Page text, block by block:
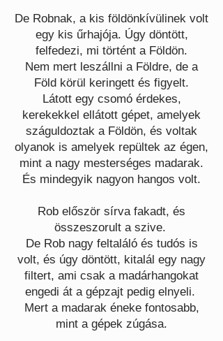
De Robnak, a kis földönkívülinek volt
egy kis űrhajója. Úgy döntött,
felfedezi, mi történt a Földön.
Nem mert leszállni a Földre, de a
Föld körül keringett és figyelt.
Látott egy csomó érdekes,
kerekekkel ellátott gépet, amelyek
száguldoztak a Földön, és voltak
olyanok is amelyek repültek az égen,
mint a nagy mesterséges madarak.
És mindegyik nagyon hangos volt.
Rob először sírva fakadt, és
összeszorult a szive.
De Rob nagy feltaláló és tudós is
volt, és úgy döntött, kitalál egy nagy
filtert, ami csak a madárhangokat
engedi át a gépzajt pedig elnyeli.
Mert a madarak éneke fontosabb,
mint a gépek zúgása.